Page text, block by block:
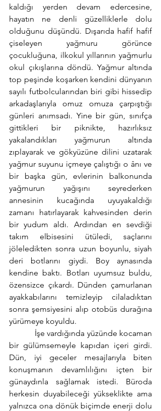
kaldığı yerden devam edercesine,
hayatın ne denli güzelliklerle dolu
olduğunu düşündü. Dışarıda hafif hafif
çiseleyen yağmuru görünce
çocukluğuna, ilkokul yıllarının yağmurlu
okul çıkışlarına döndü. Yağmur altında
top peşinde koşarken kendini dünyanın
sayılı futbolcularından biri gibi hissedip
arkadaşlarıyla omuz omuza çarpıştığı
günleri anımsadı. Yine bir gün, sınıfça
gittikleri bir piknikte, hazırlıksız
yakalandıkları yağmurun altında
zıplayarak ve gökyüzüne dilini uzatarak
yağmur suyunu içmeye çalıştığı o ânı ve
bir başka gün, evlerinin balkonunda
yağmurun yağışını seyrederken
annesinin kucağında uyuyakaldığı
zamanı hatırlayarak kahvesinden derin
bir yudum aldı. Ardından en sevdiği
takım elbisesini ütüledi, saçlarını
jöleledikten sonra uzun boyunlu, siyah
deri botlarını giydi. Boy aynasında
kendine baktı. Botları uyumsuz buldu,
özensizce çıkardı. Dünden çamurlanan
ayakkabılarını temizleyip cilaladıktan
sonra şemsiyesini alıp otobüs durağına
yürümeye koyuldu.
bir gülümsemeyle kapıdan içeri girdi.
Dün, iyi geceler mesajlarıyla biten
konuşmanın devamlılığını içten bir
günaydınla sağlamak istedi. Büroda
herkesin duyabileceği yükseklikte ama
yalnızca ona dönük biçimde enerji dolu